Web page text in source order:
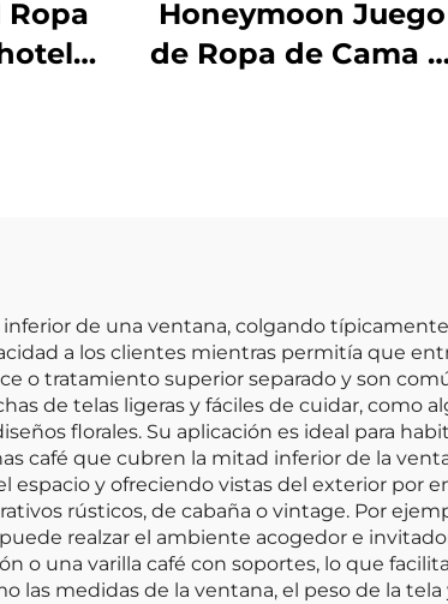
Ropa
Honeymoon Juego
de Ropa de Cama
de una ventana, colgando
a los clientes mientras permitía que
o tratamiento superior separado y son
de telas ligeras y fáciles de cuidar, como
florales. Su aplicación es ideal para
café que cubren la mitad inferior de la
y ofreciendo vistas del exterior por
rústicos, de cabaña o vintage. Por
realzar el ambiente acogedor e
o una varilla café con soportes, lo que
las medidas de la ventana, el peso de la